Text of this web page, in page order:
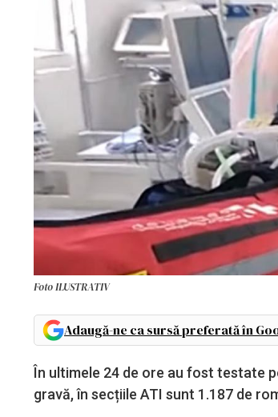
Foto ILUSTRATIV
Adaugă-ne ca sursă preferată în
În ultimele 24 de ore au fost testate
gravă, în secțiile ATI sunt 1.187 de